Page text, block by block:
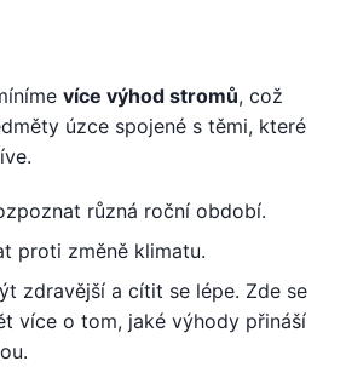
více výhod stromů, což
úzce spojené s těmi, které
různá roční období.
proti změně klimatu.
zdravější a cítit se lépe. Zde se
více o tom, jaké výhody přináší